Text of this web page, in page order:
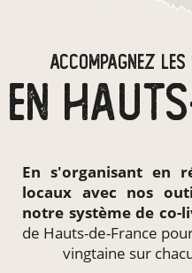
ACCOMPAGNEZ
En s'organisant en
locaux avec nos
notre système de co-
de Hauts-de-France
vingtaine sur